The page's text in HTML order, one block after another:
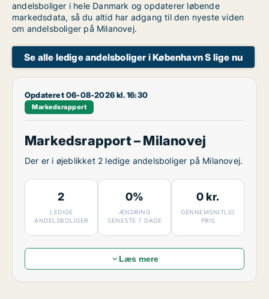
andelsboliger i hele Danmark og opdaterer løbende
markedsdata, så du altid har adgang til den nyeste viden
om andelsboliger på Milanovej.
Se alle ledige andelsboliger i København S lige nu
Opdateret 06-08-2026 kl. 16:30
Markedsrapport
Markedsrapport – Milanovej
Der er i øjeblikket 2 ledige andelsboliger på Milanovej.
2
LEDIGE
ANDELSBOLIGER
0%
ÆNDRING
SENESTE 7 DAGE
0 kr.
GENNEMSNITLIG
PRIS
Læs mere